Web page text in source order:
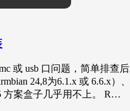
或 usb 口问题，简单排
24,8为6.1.x 或
方案盒子几乎用不上。 R…